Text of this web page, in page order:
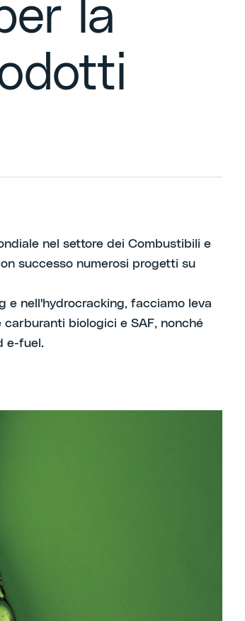
la
nel settore dei Combustibili e
successo numerosi progetti su
e nell'hydrocracking, facciamo leva
biologici e SAF, nonché
e-fuel.